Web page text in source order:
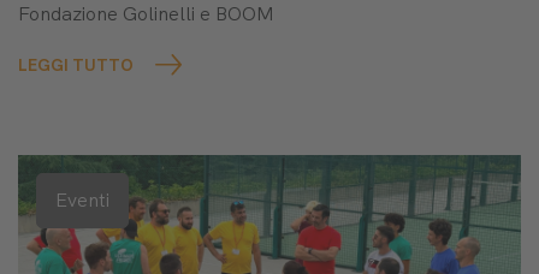
Fondazione Golinelli e BOOM
LEGGI TUTTO
Eventi